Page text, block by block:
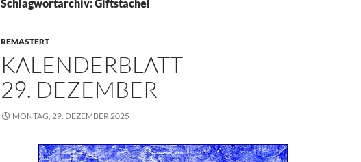
Schlagwortarchiv: Giftstachel
REMASTERT
KALENDERBLATT
29. DEZEMBER
MONTAG, 29. DEZEMBER 2025